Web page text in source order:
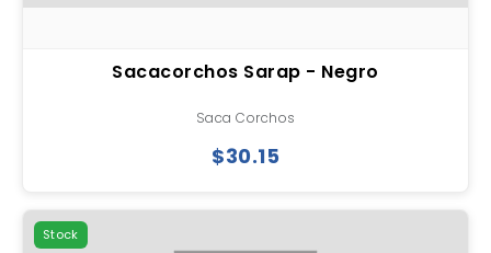
Sacacorchos Sarap - Negro
Saca Corchos
$30.15
Stock